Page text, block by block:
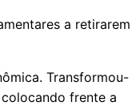
a retirarem
Transformou-
frente a